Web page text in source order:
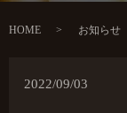
HOME お知らせ
2022/09/03